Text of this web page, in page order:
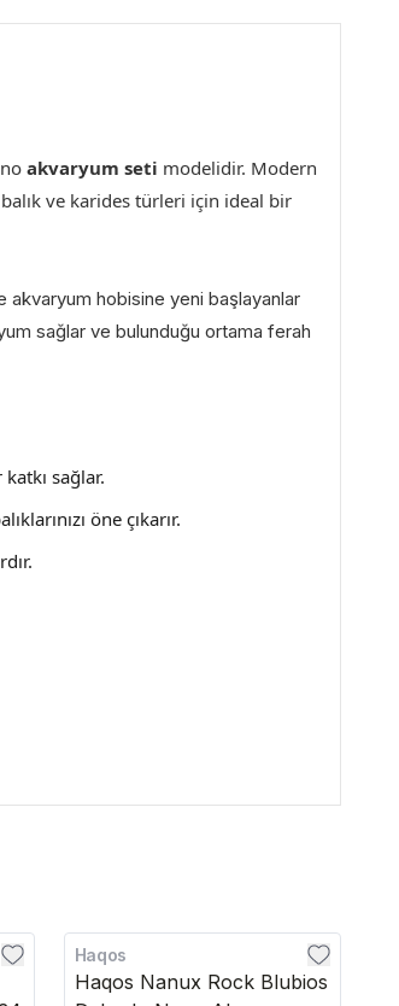
akvaryum seti modelidir. Modern
ve karides türleri için ideal bir
akvaryum hobisine yeni başlayanlar
sağlar ve bulunduğu ortama ferah
sağlar.
öne çıkarır.
Haqos
Haqos Nanux Rock Blubios